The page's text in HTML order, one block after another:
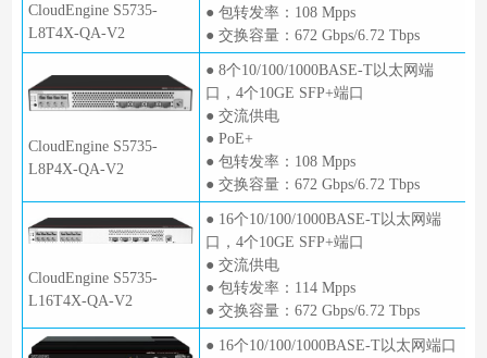
CloudEngine S5735-
L8T4X-QA-V2
● 包转发率：108 Mpps
● 交换容量：672 Gbps/6.72 Tbps
CloudEngine S5735-
L8P4X-QA-V2
● 8个10/100/1000BASE-T以太网端
口，4个10GE SFP+端口
● 交流供电
● PoE+
● 包转发率：108 Mpps
● 交换容量：672 Gbps/6.72 Tbps
CloudEngine S5735-
L16T4X-QA-V2
● 16个10/100/1000BASE-T以太网端
口，4个10GE SFP+端口
● 交流供电
● 包转发率：114 Mpps
● 交换容量：672 Gbps/6.72 Tbps
● 16个10/100/1000BASE-T以太网端口